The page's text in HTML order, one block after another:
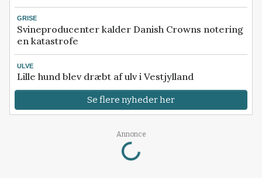
GRISE
Svineproducenter kalder Danish Crowns notering
en katastrofe
ULVE
Lille hund blev dræbt af ulv i Vestjylland
Se flere nyheder her
Annonce
Loading...